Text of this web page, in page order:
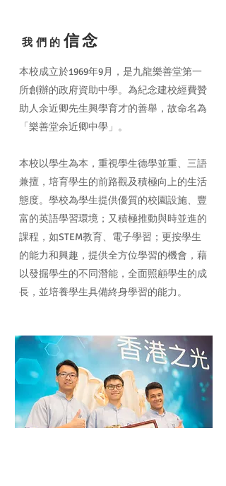
我們的 信念
本校成立於1969年9月，是九龍樂善堂第一
所創辦的政府資助中學。為紀念建校經費贊
助人余近卿先生興學育才的善舉，故命名為
「樂善堂余近卿中學」。
本校以學生為本，重視學生德學並重、三語
兼擅，培育學生的前路觀及積極向上的生活
態度。學校為學生提供優質的校園設施、豐
富的英語學習環境；又積極推動與時並進的
課程，如STEM教育、電子學習；更按學生
的能力和興趣，提供全方位學習的機會，藉
以發掘學生的不同潛能，全面照顧學生的成
長，並培養學生具備終身學習的能力。